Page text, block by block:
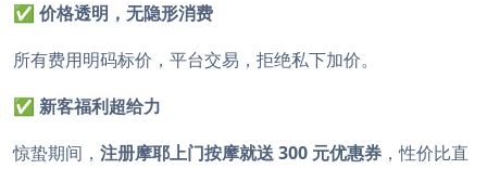
✅ 价格透明，无隐形消费
所有费用明码标价，平台交易，拒绝私下加价。
✅ 新客福利超给力
惊蛰期间， 注册摩耶上门按摩就送 300 元优惠券 ，性价比直